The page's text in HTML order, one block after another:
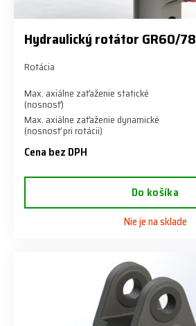
Hydraulický rotátor GR60/78
Rotácia
Max. axiálne zaťaženie statické
(nosnosť)
Max. axiálne zaťaženie dynamické
(nosnosť pri rotácii)
Cena bez DPH
Do košíka
Nie je na sklade